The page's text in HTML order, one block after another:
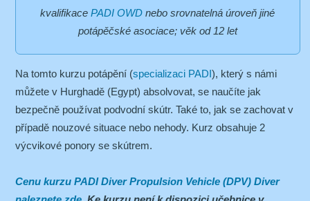
kvalifikacePADI OWD nebo srovnatelná úroveň jiné
potápěčské asociace; věk od 12 let
Na tomto kurzu potápění (specializaci PADI), který s námi
můžete v Hurghadě (Egypt) absolvovat, se naučíte jak
bezpečně používat podvodní skútr. Také to, jak se zachovat v
případě nouzové situace nebo nehody. Kurz obsahuje 2
výcvikové ponory se skútrem.
Cenu kurzu PADI Diver Propulsion Vehicle (DPV) Diver